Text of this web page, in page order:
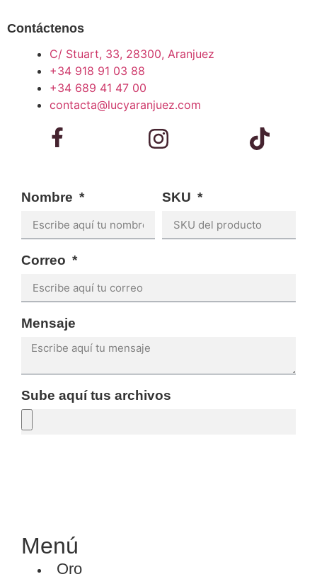
Contáctenos
C/ Stuart, 33, 28300, Aranjuez
+34 918 91 03 88
+34 689 41 47 00
contacta@lucyaranjuez.com
Nombre SKU
Correo
Mensaje
Sube aquí tus archivos
Menú
Oro